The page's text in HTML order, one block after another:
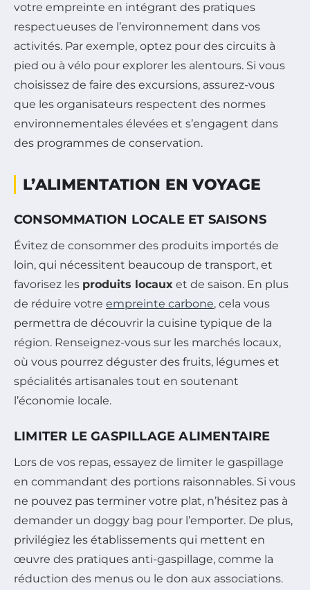
votre empreinte en intégrant des pratiques
respectueuses de l’environnement dans vos
activités. Par exemple, optez pour des circuits à
pied ou à vélo pour explorer les alentours. Si vous
choisissez de faire des excursions, assurez-vous
que les organisateurs respectent des normes
environnementales élevées et s’engagent dans
des programmes de conservation.
L’ALIMENTATION EN VOYAGE
CONSOMMATION LOCALE ET SAISONS
Évitez de consommer des produits importés de
loin, qui nécessitent beaucoup de transport, et
favorisez les produits locaux et de saison. En plus
de réduire votre empreinte carbone, cela vous
permettra de découvrir la cuisine typique de la
région. Renseignez-vous sur les marchés locaux,
où vous pourrez déguster des fruits, légumes et
spécialités artisanales tout en soutenant
l’économie locale.
LIMITER LE GASPILLAGE ALIMENTAIRE
Lors de vos repas, essayez de limiter le gaspillage
en commandant des portions raisonnables. Si vous
ne pouvez pas terminer votre plat, n’hésitez pas à
demander un doggy bag pour l’emporter. De plus,
privilégiez les établissements qui mettent en
œuvre des pratiques anti-gaspillage, comme la
réduction des menus ou le don aux associations.